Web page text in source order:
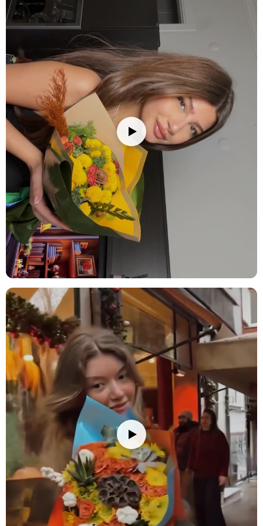
Anlamlı Kutlamalar:
Sevgi dolu her özel günde duygularınızı
zarafetle taşıyan kalıcı bir armağandır.
Ürün içeriğinde neler var?
Kırmızı Gül:Tutkulu ve güçlü sevginin simgesi olan kırmızı güller,
aranjmana zarif ve etkileyici bir odak noktası kazandırır.
Somon Craspedia:
Uzun saplı, küre formlu somon craspedia
çiçekleri, aranjmana sıcak renk vurguları ve oyunbaz bir hareket
katar.
Dianthus Green Trick:
Kadifemsi yeşil dokusuyla aranjmana eşlik
eden dianthus green trick, kompozisyona taze bir denge ve doku
katar.
Ruskos:Parlak ve dayanıklı yeşil yapraklarıyla ruskos, çiçekleri
çerçeveleyerek kompozisyona doğal bir bütünlük sağlar.
Mirkeladus:İnce ve tüylü yeşil dokusuyla mirkeladus, aranjmana
hafiflik ve zarif bir derinlik katar.
Yuvarlak Kokolin ve Çikolata Kutusu: Çiçeklerin tazeliğine eşlik
eden kokolin ve çikolata seçkisi, hediyenize tatlı ve keyifli bir
dokunuş ekler.
Bakım İpuçları
Çiçek buketinizi/vazonuzu eve getirdiğinizde, ambalajını açıp varsa
iplerini çözün. Çiçeklerin daha fazla su çekebilmesi için alt
yaprakları temizleyin ve saplarını 2-3 cm cm kadar, suyun altında
tutarak kesin. Çiçekleri yerleştireceğiniz vazoyu iyice temizleyin ve
vazoya oda sıcaklığında su doldurun; su seviyesini sapların yarısına
kadar gelecek şekilde ayarlamaya dikkat edin. Vazonuza bir paket
çiçek besini eklemeyi unutmayın. Çiçeklerinizi direkt güneş
ışığından, rüzgardan ve ısı kaynaklarından (radyatör, klima, soba
gibi) uzak tutun. Su seviyesini her gün kontrol ederek değiştirin ve
her su değişiminde sapları 0.5-1 cm kadar tekrar kesin. Ayrıca, suyu
klorsuz ve dinlenmiş su ile değiştirmek çiçeklerinizin ömrünü
uzatmanızı sağlayacaktır. Solan veya kuruyan çiçekleri temizleyerek
diğer çiçeklerin daha uzun süre taze kalmasını sağlayabilirsiniz.
Bazı güllerin uç kısımdaki yapraklarında meydana gelen siyah
alanlar ürünün özel tür olmasından kaynaklı olup güle ait bir kusur
teşkil etmemektedir.
Saklama Önerisi:Serin ve kuru yerde (+18/+22°C'de) muhafaza
ediniz. Buzdolabına koymayınız.
Not:Stok durumuna göre kırpık kağıtları renginde ve ürünlerde
ufak değişiklikler olabilir.
Stok durumuna göre ürünlerde ufak değişiklikler olabilir.
Ürün Kodu: nob147